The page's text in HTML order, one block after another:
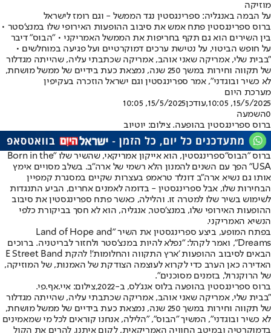
מוזיקה
על הבמה באנגליה: ספרינגסטין נגד הממשל - וגם רומז לישראל
ברוס ספרינגסטין פתח אמש את סיבוב ההופעות האירופי שלו במנצ’סטר •
בין השירים הוא גם תקף בחריפות את הממשל האמריקני • "הבוס" דיבר
על חופש הביטוי, על נטישת ערכים דמוקרטיים ועל פגיעה במוחלשים •
"בבית שלי, אמריקה שאני אוהב, אמריקה שכתבתי עליה, שהייתה מגדלור
של תקווה וחירות במשך 250 שנה, נמצאת כעת בידיים של ממשל מושחת,
לא כשיר ובוגדני", אמר ספרינגסטין וגם ישראל הוזכרה בעקיפין
מערכת היום
15/5/2025, 10:05
,עודכן15/5/2025, 10:05
0השמעה
ברוס ספרינגסטין בהופעה. צילום: יוטיוב
ברוס "הבוס"ספרינגסטין
, הוא אייקון אמריקאי, שהשיר שלו "Born in the
USA" הפך עם השנים להמנון הלא רשמי של ארה"ב. בשלב מסויים אימץ
אותו גם נשיא ארה"ב דונלד טראמפ בעצרות שקיים במסגרת קמפיין
הבחירות שלו, אבל ספרינגסטין - בדומה לאמנים אחרים, הביע התנגדות
לשימוש בשיר שלו למטרה זו. והלילה, כאשר פתח ספרינגסטין את סיבוב
ההופעות האירופי שלו, במנצ'סטר, אנגליה, הוא לא חסך בביקורת כלפי
הנשיא האמריקני.
בפתח המופע, ביצע ספרינגסטין את השיר "Land of Hope and
Dreams", ואמר לקהל: "נפלא להיות במנצ’סטר ולחזור לבריטניה. ברוכים
הבאים לסיבוב ההופעות 'ארץ התקווה והחלומות'! להקת E Street Band
האדירה כאן הערב כדי לקרוא לעוצמה הצודקת של האמנות, של המוזיקה,
של הרוקנרול, בזמנים מסוכנים".
ברוס ספרינגסטין בהופעה בלוס אנג'לס, ב-2022,צילום: איי.אף.פי.
"בבית שלי, אמריקה שאני אוהב, אמריקה שכתבתי עליה, שהייתה מגדלור
של תקווה וחירות במשך 250 שנה, נמצאת כעת בידיים של ממשל מושחת,
לא כשיר ובוגדני", המשיך "הבוס", "הלילה, אנחנו קוראים לכל מי שמאמינים
בדמוקרטיה ובמיטב החוויה האמריקאית, לקום איתנו, להרים את הקול